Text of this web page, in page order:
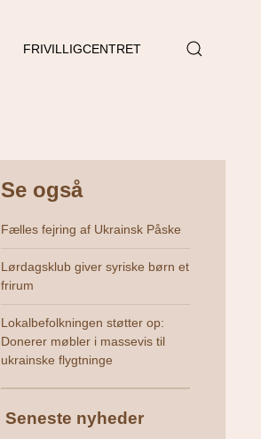
FRIVILLIGCENTRET
Se også
Fælles fejring af Ukrainsk Påske
Lørdagsklub giver syriske børn et
frirum
Lokalbefolkningen støtter op:
Donerer møbler i massevis til
ukrainske flygtninge
Seneste nyheder